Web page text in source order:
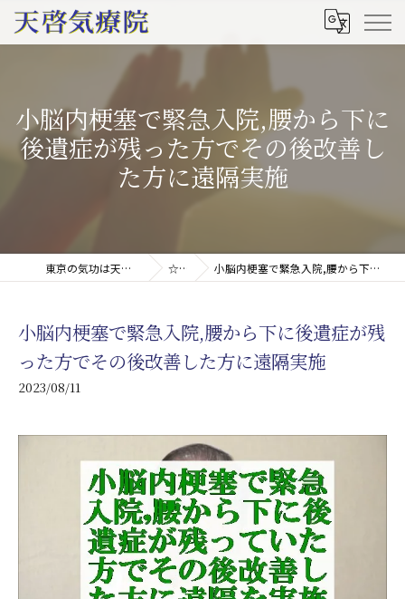
小脳内梗塞で緊急入院,腰から下に
後遺症が残った方でその後改善し
た方に遠隔実施
東京の気功は天啓気療院(天啓気功療法治療院) ☆ブログ 小脳内梗塞で緊急入院,腰から下に後遺症が残った方でその後改善した方に遠隔実施
小脳内梗塞で緊急入院,腰から下に後遺症が残
った方でその後改善した方に遠隔実施
2023/08/11